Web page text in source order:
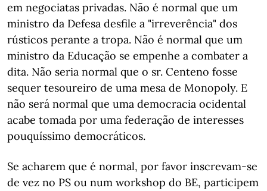
em negociatas privadas. Não é normal que um
ministro da Defesa desfile a "irreverência" dos
rústicos perante a tropa. Não é normal que um
ministro da Educação se empenhe a combater a
dita. Não seria normal que o sr. Centeno fosse
sequer tesoureiro de uma mesa de Monopoly. E
não será normal que uma democracia ocidental
acabe tomada por uma federação de interesses
pouquíssimo democráticos.
Se acharem que é normal, por favor inscrevam-se
de vez no PS ou num workshop do BE, participem